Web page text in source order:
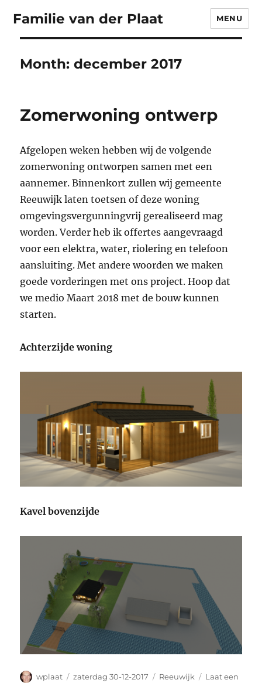
Familie van der Plaat MENU
Month:december 2017
Zomerwoning ontwerp
Afgelopen weken hebben wij de volgende
zomerwoning ontworpen samen met een
aannemer. Binnenkort zullen wij gemeente
Reeuwijk laten toetsen of deze woning
omgevingsvergunningvrij gerealiseerd mag
worden. Verder heb ik offertes aangevraagd
voor een elektra, water, riolering en telefoon
aansluiting. Met andere woorden we maken
goede vorderingen met ons project. Hoop dat
we medio Maart 2018 met de bouw kunnen
starten.
Achterzijde woning
Kavel bovenzijde
Auteur
wplaat
Geplaatst
zaterdag 30-12-2017 Categorieën
Reeuwijk
Laat een